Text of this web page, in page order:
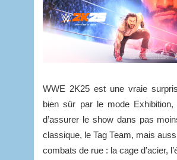
WWE 2K25 est une vraie
bien sûr par le mode
d’assurer le show dans pas
classique, le Tag Team, mais
combats de rue : la cage d’acier,